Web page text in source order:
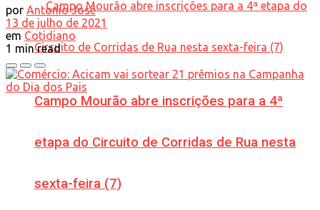
Campo Mourão abre inscrições para a 4ª
etapa do Circuito de Corridas de Rua nesta
sexta-feira (7)
por Antonio José
13 de julho de 2021
em Cotidiano
1 min read